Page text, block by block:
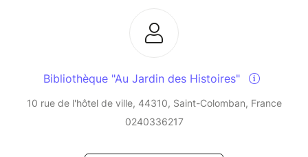
Bibliothèque "Au Jardin des Histoires"
10 rue de l'hôtel de ville, 44310, Saint-Colomban, France
0240336217